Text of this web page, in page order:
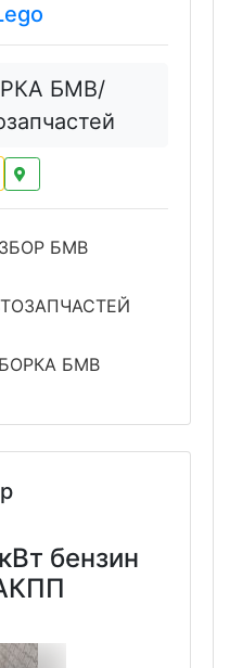
БМВ/
БМВ
БМВ
бензин